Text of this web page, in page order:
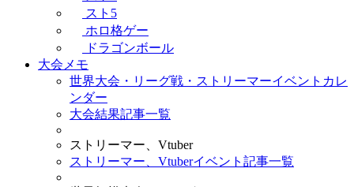
スト5
ホロ格ゲー
ドラゴンボール
大会メモ
世界大会・リーグ戦・ストリーマーイベントカレ
ンダー
大会結果記事一覧
ストリーマー、Vtuber
ストリーマー、Vtuberイベント記事一覧